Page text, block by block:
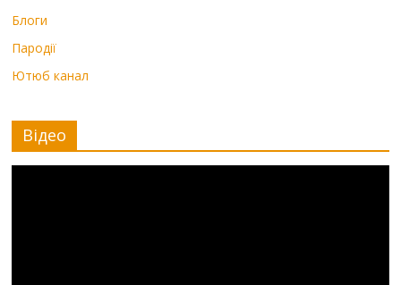
Блоги
Пародії
Ютюб канал
Відео